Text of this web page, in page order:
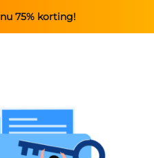
75% korting!